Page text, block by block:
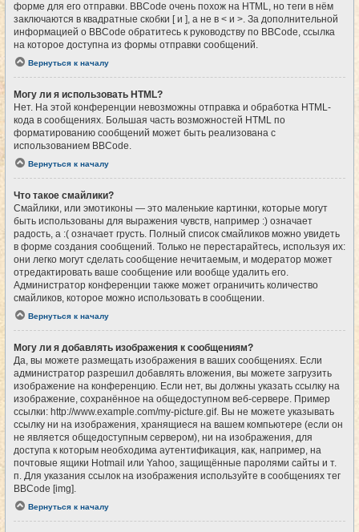
форме для его отправки. BBCode очень похож на HTML, но теги в нём
заключаются в квадратные скобки [ и ], а не в < и >. За дополнительной
информацией о BBCode обратитесь к руководству по BBCode, ссылка
на которое доступна из формы отправки сообщений.
Вернуться к началу
Могу ли я использовать HTML?
Нет. На этой конференции невозможны отправка и обработка HTML-
кода в сообщениях. Большая часть возможностей HTML по
форматированию сообщений может быть реализована с
использованием BBCode.
Вернуться к началу
Что такое смайлики?
Смайлики, или эмотиконы — это маленькие картинки, которые могут
быть использованы для выражения чувств, например :) означает
радость, а :( означает грусть. Полный список смайликов можно увидеть
в форме создания сообщений. Только не перестарайтесь, используя их:
они легко могут сделать сообщение нечитаемым, и модератор может
отредактировать ваше сообщение или вообще удалить его.
Администратор конференции также может ограничить количество
смайликов, которое можно использовать в сообщении.
Вернуться к началу
Могу ли я добавлять изображения к сообщениям?
Да, вы можете размещать изображения в ваших сообщениях. Если
администратор разрешил добавлять вложения, вы можете загрузить
изображение на конференцию. Если нет, вы должны указать ссылку на
изображение, сохранённое на общедоступном веб-сервере. Пример
ссылки: http://www.example.com/my-picture.gif. Вы не можете указывать
ссылку ни на изображения, хранящиеся на вашем компьютере (если он
не является общедоступным сервером), ни на изображения, для
доступа к которым необходима аутентификация, как, например, на
почтовые ящики Hotmail или Yahoo, защищённые паролями сайты и т.
п. Для указания ссылок на изображения используйте в сообщениях тег
BBCode [img].
Вернуться к началу